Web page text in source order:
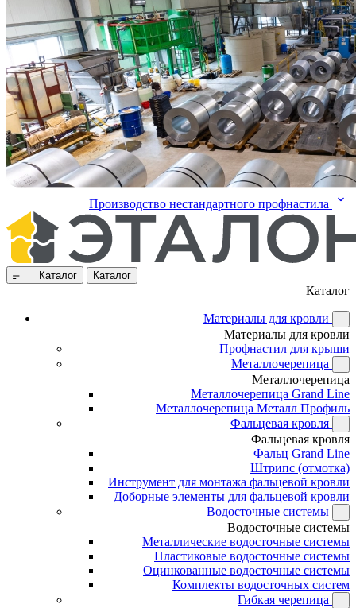
Производство нестандартного профнастила
Каталог Каталог
Каталог
Материалы для кровли
Материалы для кровли
Профнастил для крыши
Металлочерепица
Металлочерепица
Металлочерепица Grand Line
Металлочерепица Металл Профиль
Фальцевая кровля
Фальцевая кровля
Фальц Grand Line
Штрипс (отмотка)
Инструмент для монтажа фальцевой кровли
Доборные элементы для фальцевой кровли
Водосточные системы
Водосточные системы
Металлические водосточные системы
Пластиковые водосточные системы
Оцинкованные водосточные системы
Комплекты водосточных систем
Гибкая черепица